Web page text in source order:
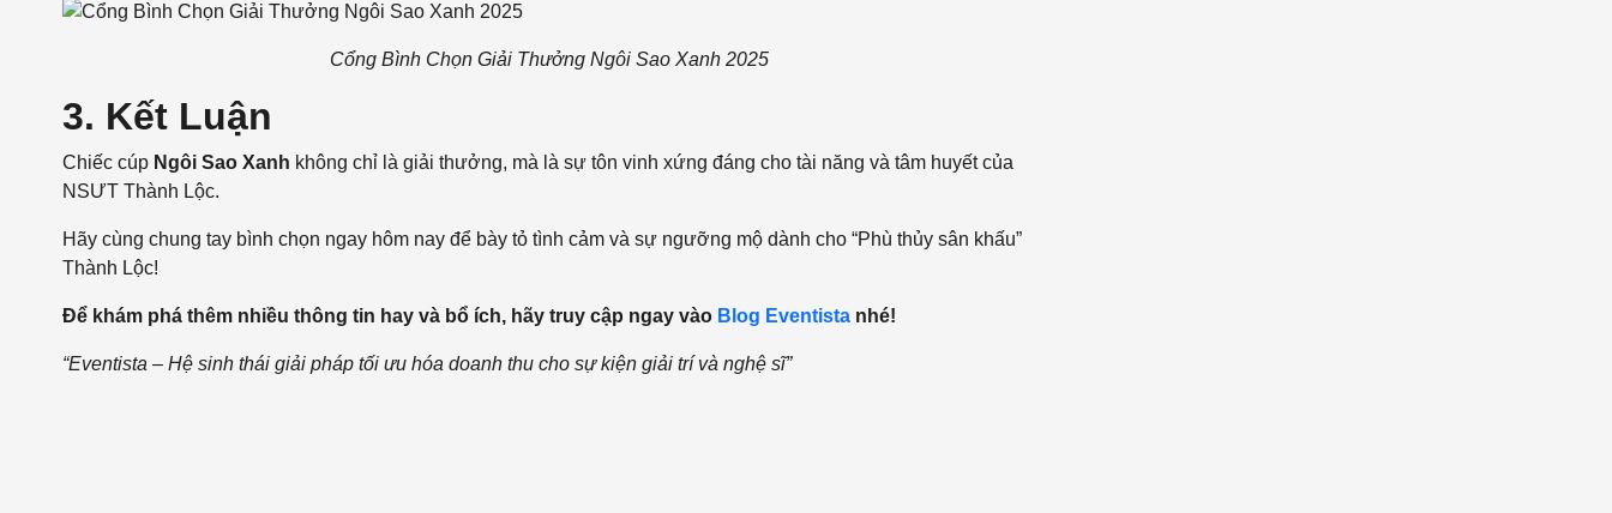
Cổng Bình Chọn Giải Thưởng Ngôi Sao Xanh 2025
3. Kết Luận
Chiếc cúp Ngôi Sao Xanh không chỉ là giải thưởng, mà là sự tôn vinh xứng đáng cho tài năng và tâm huyết của
NSƯT Thành Lộc.
Hãy cùng chung tay bình chọn ngay hôm nay để bày tỏ tình cảm và sự ngưỡng mộ dành cho “Phù thủy sân khấu”
Thành Lộc!
Để khám phá thêm nhiều thông tin hay và bổ ích, hãy truy cập ngay vào Blog Eventista nhé!
“Eventista – Hệ sinh thái giải pháp tối ưu hóa doanh thu cho sự kiện giải trí và nghệ sĩ”